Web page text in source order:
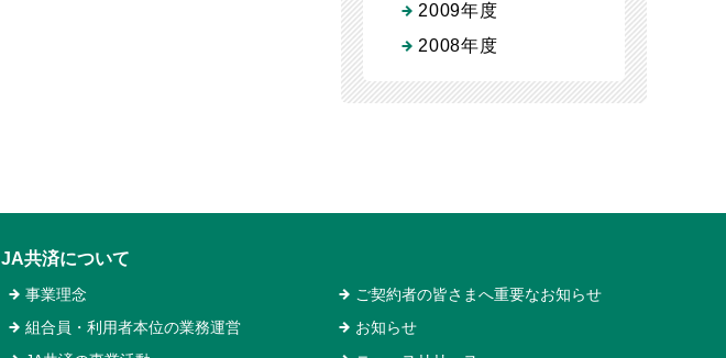
2009年度
2008年度
JA共済について
事業理念
組合員・利用者本位の業務運営
ご契約者の皆さまへ重要なお知らせ
お知らせ